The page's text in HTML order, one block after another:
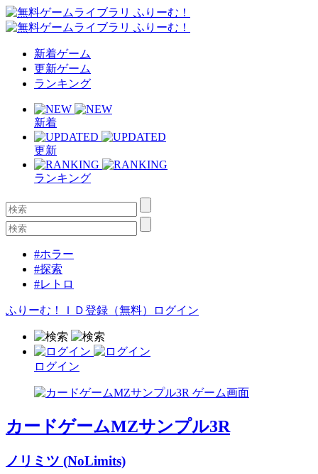
新着ゲーム
更新ゲーム
ランキング
新着
更新
ランキング
#ホラー
#探索
#レトロ
ふりーむ！ＩＤ登録（無料） ログイン
ログイン
カードゲームMZサンプル3R
ノリミツ (NoLimits)